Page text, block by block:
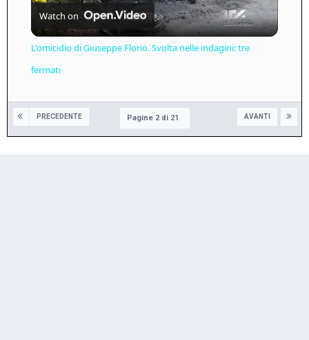
Video
Watch on
L'omicidio di Giuseppe Florio. Svolta nelle indagini: tre
fermati
PRECEDENTE AVANTI
Pagine 2 di 21